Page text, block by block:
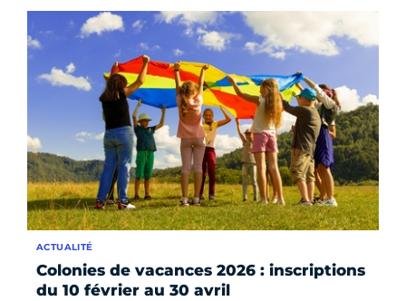
Colonies de vacances 2026 : inscriptions
du 10 février au 30 avril
ACTUALITÉ